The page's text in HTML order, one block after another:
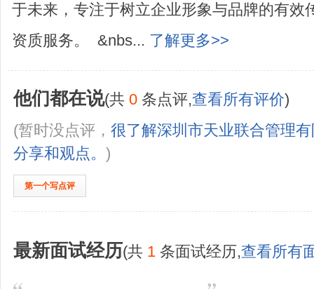
于未来，专注于树立企业形象与品牌的有效
资质服务。 &nbs... 了解更多>>
他们都在说(共 0 条点评,查看所有评价)
(暂时没点评， 很了解深圳市天业联合管理
分享和观点。 )
第一个写点评
最新面试经历(共 1 条面试经历,查看所有